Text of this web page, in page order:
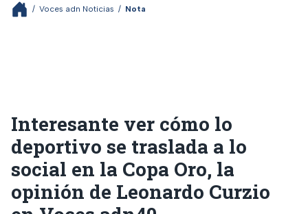
/ Voces adn Noticias / Nota
Interesante ver cómo lo
deportivo se traslada a lo
social en la Copa Oro, la
opinión de Leonardo Curzio